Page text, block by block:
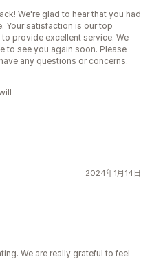
We're glad to hear that you had
Your satisfaction is our top
provide excellent service. We
to see you again soon. Please
any questions or concerns.
2024年1月14日
We are really grateful to feel